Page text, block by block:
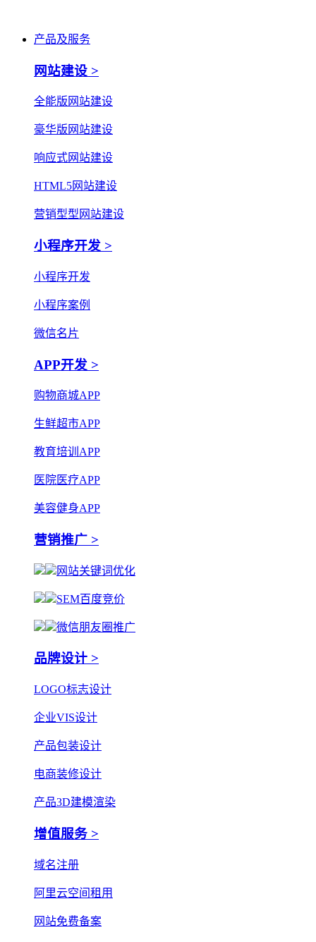
产品及服务
网站建设 >
全能版网站建设
豪华版网站建设
响应式网站建设
HTML5网站建设
营销型型网站建设
小程序开发 >
小程序开发
小程序案例
微信名片
APP开发 >
购物商城APP
生鲜超市APP
教育培训APP
医院医疗APP
美容健身APP
营销推广 >
网站关键词优化
SEM百度竞价
微信朋友圈推广
品牌设计 >
LOGO标志设计
企业VIS设计
产品包装设计
电商装修设计
产品3D建模渲染
增值服务 >
域名注册
阿里云空间租用
网站免费备案